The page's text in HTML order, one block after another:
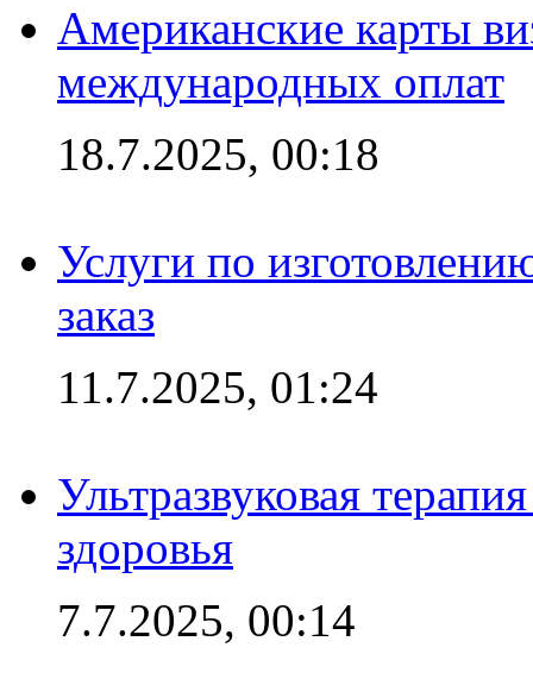
Американские карты
международных оплат
18.7.2025, 00:18
Услуги по
заказ
11.7.2025, 01:24
Ультразвуковая
здоровья
7.7.2025, 00:14